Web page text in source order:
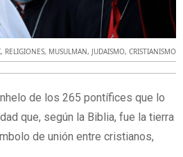
, RELIGIONES, MUSULMAN, JUDAISMO, CRISTIANISMO
de los 265 pontífices que lo
que, según la Biblia, fue la tierra
de unión entre cristianos,